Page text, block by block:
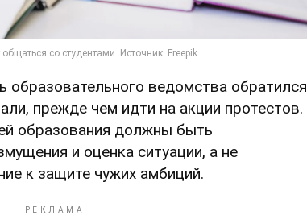
образовательного ведомства обратился
прежде чем идти на акции протестов.
образования должны быть
и оценка ситуации, а не
к защите чужих амбиций.